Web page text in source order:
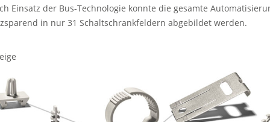
Einsatz der Bus-Technologie konnte die gesamte
in nur 31 Schaltschrankfeldern abgebildet werden.